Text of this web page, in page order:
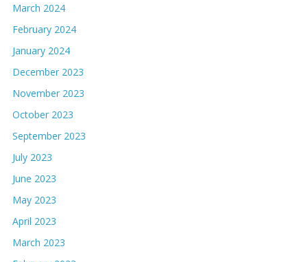
March 2024
February 2024
January 2024
December 2023
November 2023
October 2023
September 2023
July 2023
June 2023
May 2023
April 2023
March 2023